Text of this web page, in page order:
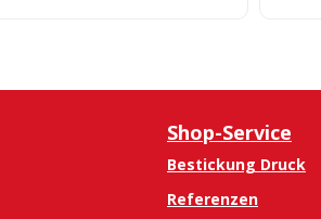
Shop-Service
Bestickung Druck
Referenzen